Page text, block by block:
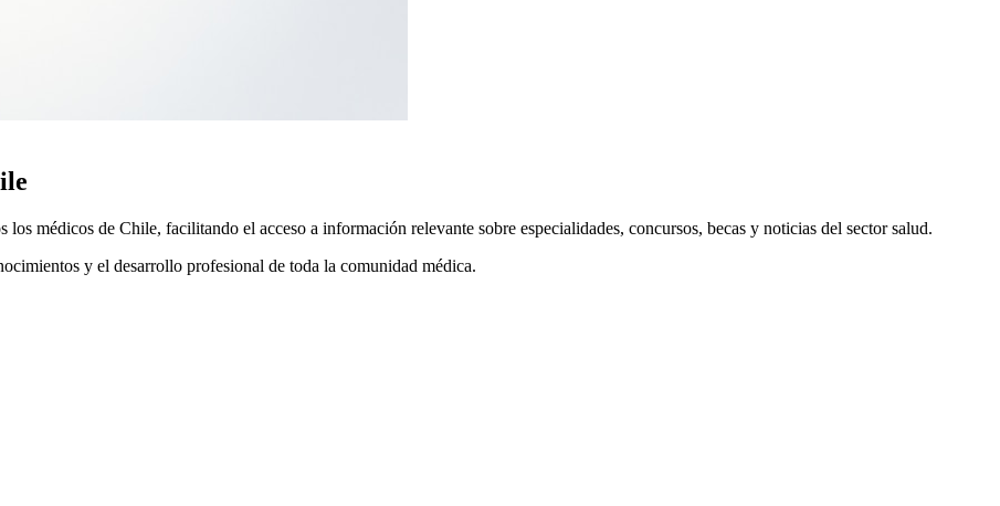
médicos de Chile, facilitando el acceso a información relevante sobre especialidades, concursos, becas y noticias del sector salud.
y el desarrollo profesional de toda la comunidad médica.